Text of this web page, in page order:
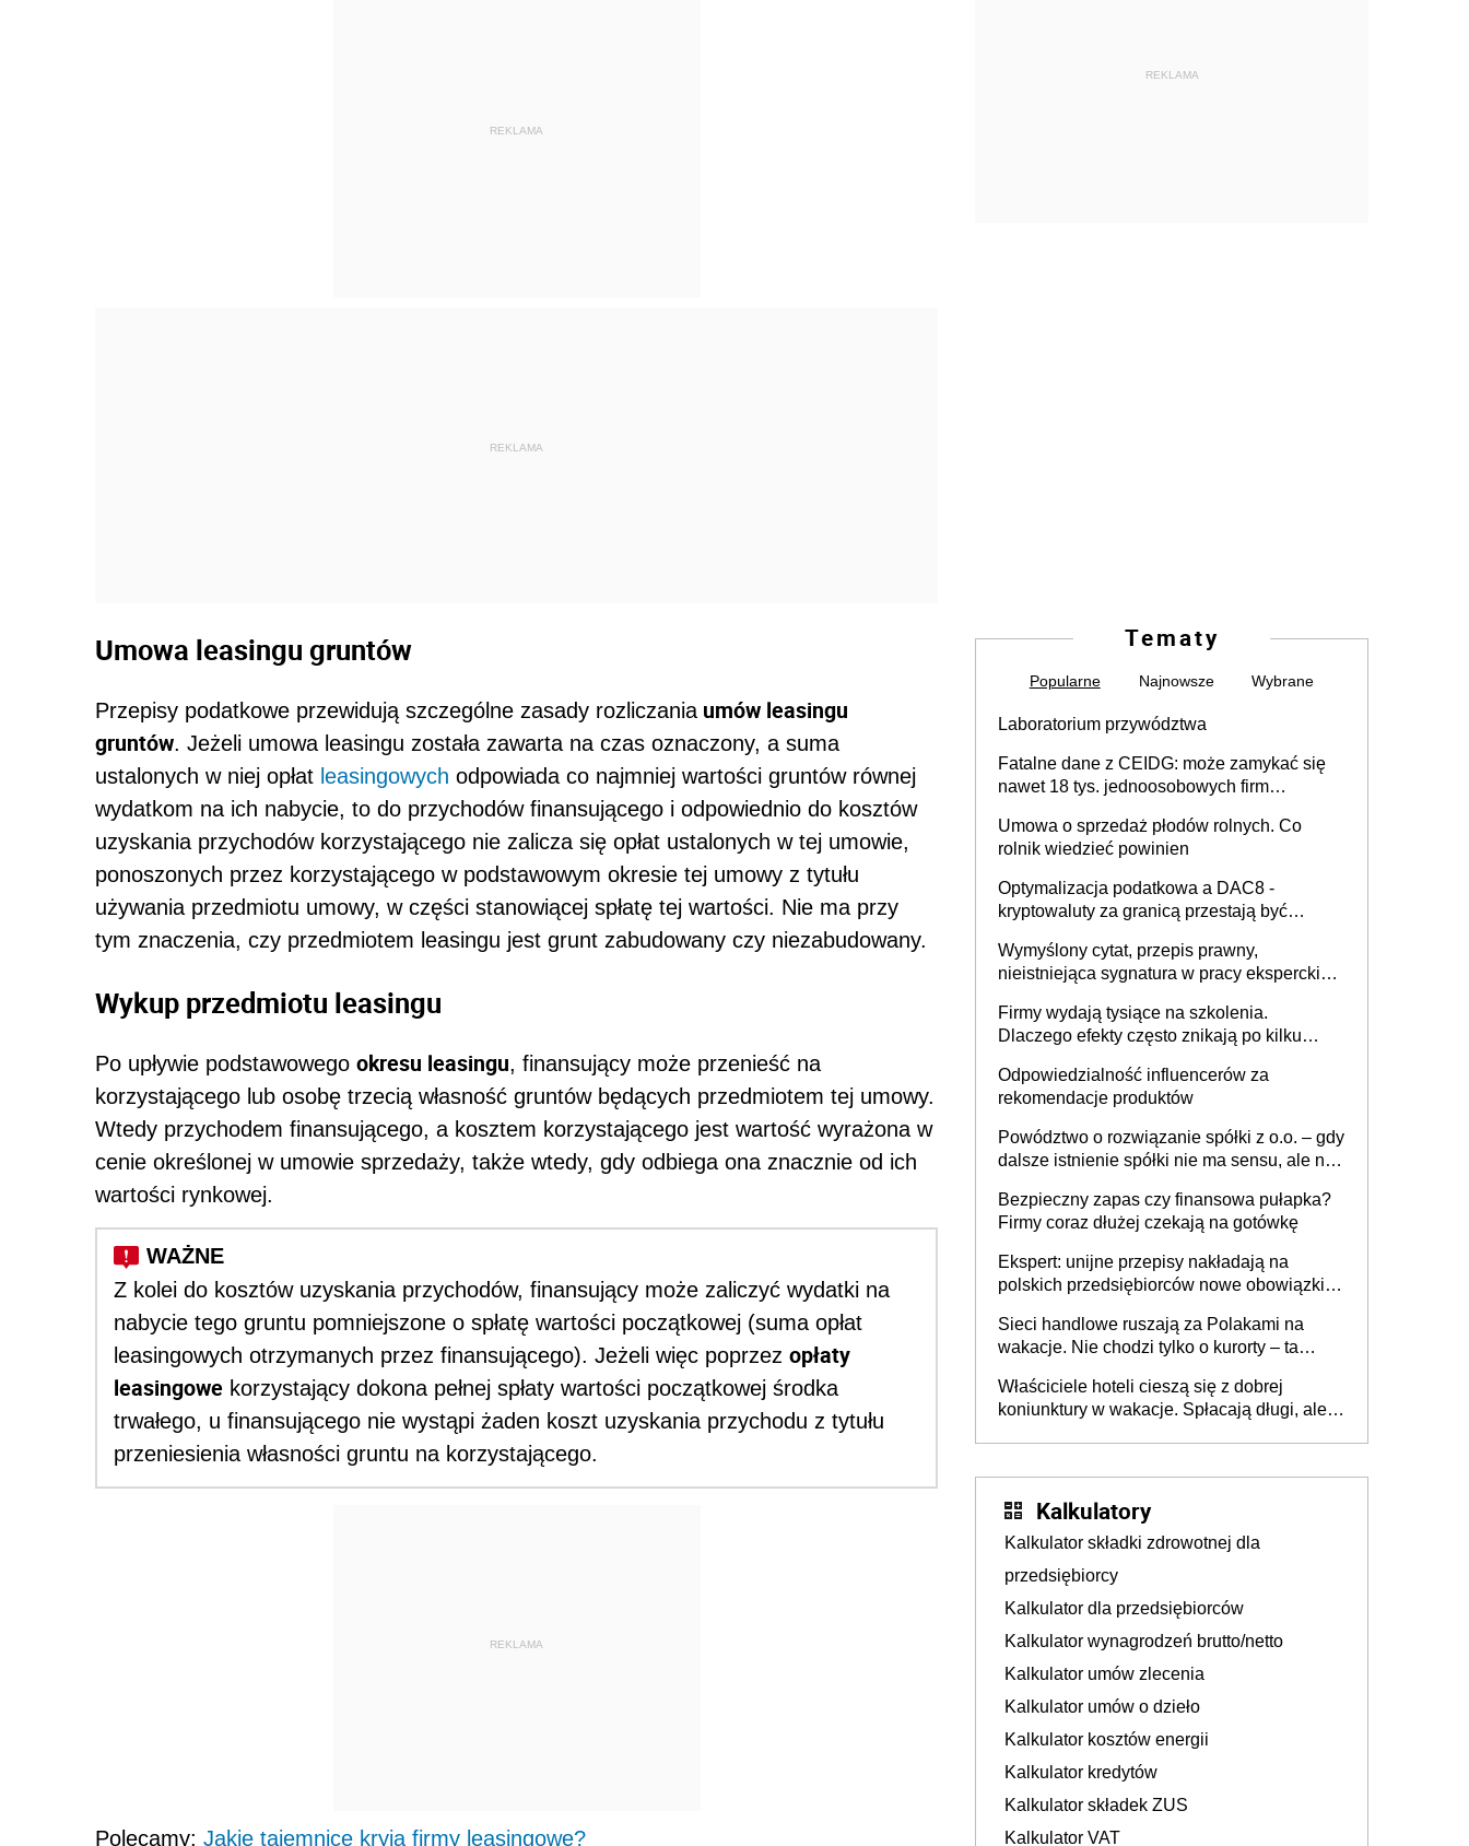
REKLAMA
REKLAMA
Umowa leasingu gruntów
Przepisy podatkowe przewidują szczególne zasady rozliczaniaumów leasingu
gruntów. Jeżeli umowa leasingu została zawarta na czas oznaczony, a suma
ustalonych w niej opłat leasingowych odpowiada co najmniej wartości gruntów równej
wydatkom na ich nabycie, to do przychodów finansującego i odpowiednio do kosztów
uzyskania przychodów korzystającego nie zalicza się opłat ustalonych w tej umowie,
ponoszonych przez korzystającego w podstawowym okresie tej umowy z tytułu
używania przedmiotu umowy, w części stanowiącej spłatę tej wartości. Nie ma przy
tym znaczenia, czy przedmiotem leasingu jest grunt zabudowany czy niezabudowany.
Wykup przedmiotu leasingu
Po upływie podstawowego okresu leasingu, finansujący może przenieść na
korzystającego lub osobę trzecią własność gruntów będących przedmiotem tej umowy.
Wtedy przychodem finansującego, a kosztem korzystającego jest wartość wyrażona w
cenie określonej w umowie sprzedaży, także wtedy, gdy odbiega ona znacznie od ich
wartości rynkowej.
Z kolei do kosztów uzyskania przychodów, finansujący może zaliczyć wydatki na
nabycie tego gruntu pomniejszone o spłatę wartości początkowej (suma opłat
leasingowych otrzymanych przez finansującego). Jeżeli więc poprzez opłaty
leasingowe korzystający dokona pełnej spłaty wartości początkowej środka
trwałego, u finansującego nie wystąpi żaden koszt uzyskania przychodu z tytułu
przeniesienia własności gruntu na korzystającego.
REKLAMA
Polecamy: Jakie tajemnice kryją firmy leasingowe?
REKLAMA
Tematy
Popularne Najnowsze Wybrane
Laboratorium przywództwa
Fatalne dane z CEIDG: może zamykać się
nawet 18 tys. jednoosobowych firm
Umowa o sprzedaż płodów rolnych. Co
rolnik wiedzieć powinien
Optymalizacja podatkowa a DAC8 -
kryptowaluty za granicą przestają być
Wymyślony cytat, przepis prawny,
nieistniejąca sygnatura w pracy eksperckiej -
firmie
Firmy wydają tysiące na szkolenia.
Dlaczego efekty często znikają po kilku
Odpowiedzialność influencerów za
rekomendacje produktów
Powództwo o rozwiązanie spółki z o.o. – gdy
dalsze istnienie spółki nie ma sensu, ale nie
Bezpieczny zapas czy finansowa pułapka?
Firmy coraz dłużej czekają na gotówkę
Ekspert: unijne przepisy nakładają na
polskich przedsiębiorców nowe obowiązki w
Sieci handlowe ruszają za Polakami na
wakacje. Nie chodzi tylko o kurorty – ta
tam, gdzie wielu spędzi urlop po cichu
Właściciele hoteli cieszą się z dobrej
koniunktury w wakacje. Spłacają długi, ale
Kalkulatory
Kalkulator składki zdrowotnej dla
przedsiębiorcy
Kalkulator dla przedsiębiorców
Kalkulator wynagrodzeń brutto/netto
Kalkulator umów zlecenia
Kalkulator umów o dzieło
Kalkulator kosztów energii
Kalkulator kredytów
Kalkulator składek ZUS
Kalkulator VAT